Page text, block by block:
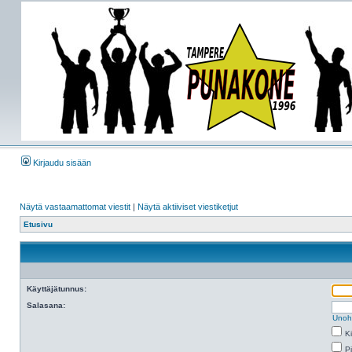
Kirjaudu sisään
Näytä vastaamattomat viestit | Näytä aktiiviset viestiketjut
Etusivu
Käyttäjätunnus:
Salasana: